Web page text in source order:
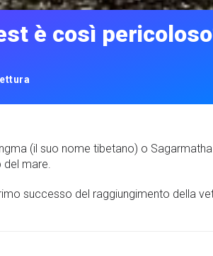
è così
(il suo nome tibetano) o
mare.
successo del raggiungimento della